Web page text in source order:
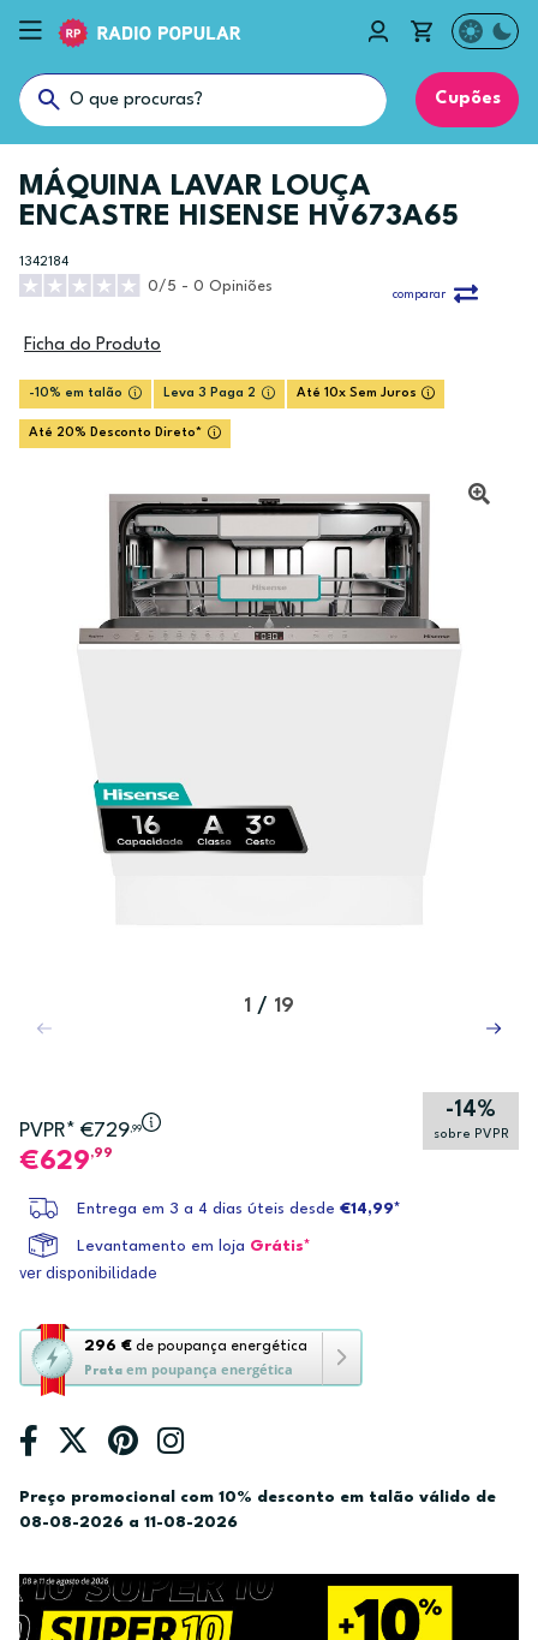
Cupões
MÁQUINA LAVAR LOUÇA
ENCASTRE HISENSE HV673A65
1342184
0/5 - 0 Opiniões
comparar
Ficha do Produto
-10% em talão Leva 3 Paga 2 Até 10x Sem Juros
Até 20% Desconto Direto*
1 / 19
PVPR* €729,99
-14%
sobre PVPR
629,99
Entrega em 3 a 4 dias úteis desde €14,99*
Levantamento em loja Grátis*
ver disponibilidade
296 € de poupança energética
Prata em poupança energética
Esta
ação
abre
a
ferramenta
de
poupança
Youreko.
Preço promocional com 10% desconto em talão válido de
08-08-2026 a 11-08-2026